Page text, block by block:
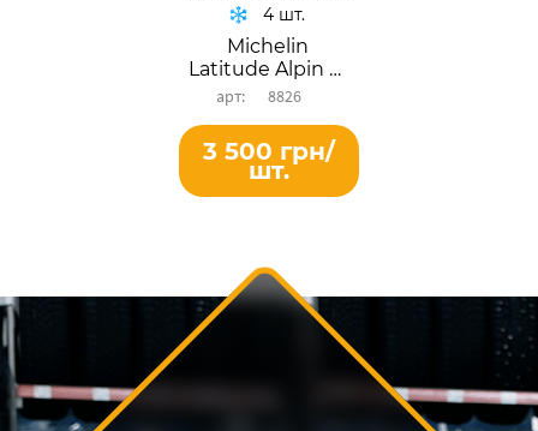
Michelin
Latitude Alpin LA2
8826
4 шт.
3 500 грн/
шт.